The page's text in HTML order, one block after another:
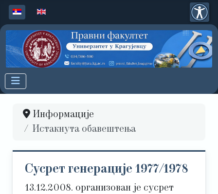
Изаберите ваш језик
Информације
Истакнута обавештења
Сусрет генерације 1977/1978
13.12.2008. организован је сусрет